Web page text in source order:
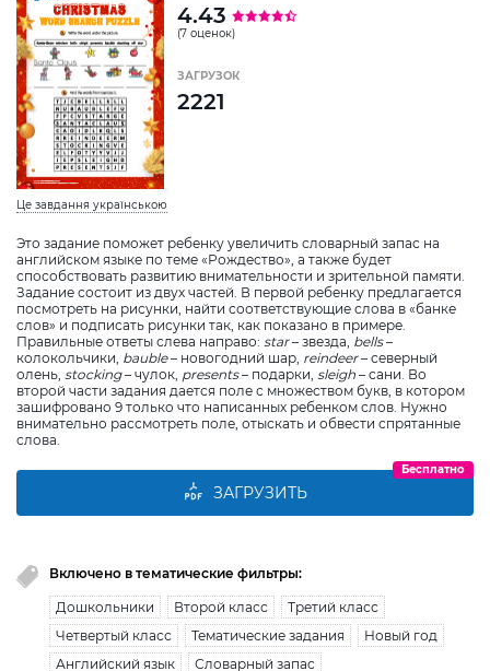
Це завдання українською
Это задание поможет ребенку увеличить словарный запас на
английском языке по теме «Рождество», а также будет
способствовать развитию внимательности и зрительной памяти.
Задание состоит из двух частей. В первой ребенку предлагается
посмотреть на рисунки, найти соответствующие слова в «банке
слов» и подписать рисунки так, как показано в примере.
Правильные ответы слева направо: star– звезда, bells–
колокольчики, bauble– новогодний шар, reindeer– северный
олень, stocking– чулок, presents– подарки, sleigh – сани. Во
второй части задания дается поле с множеством букв, в котором
зашифровано 9 только что написанных ребенком слов. Нужно
внимательно рассмотреть поле, отыскать и обвести спрятанные
слова.
4.43
(7 оценок)
ЗАГРУЗОК
2221
ЗАГРУЗИТЬ
Бесплатно
Включено в тематические фильтры:
Дошкольники Второй класс
Третий класс
Четвертый класс
Тематические задания
Новый год
Английский язык
Словарный запас